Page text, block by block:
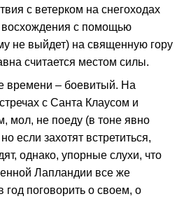
с ветерком на снегоходах
восхождения с помощью
не выйдет) на священную гору
считается местом силы.
времени – боевитый. На
с Санта Клаусом и
мол, не поеду (в тоне явно
если захотят встретиться,
однако, упорные слухи, что
Лапландии все же
год поговорить о своем, о